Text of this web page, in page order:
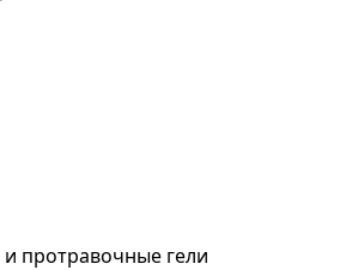
протравочные гели